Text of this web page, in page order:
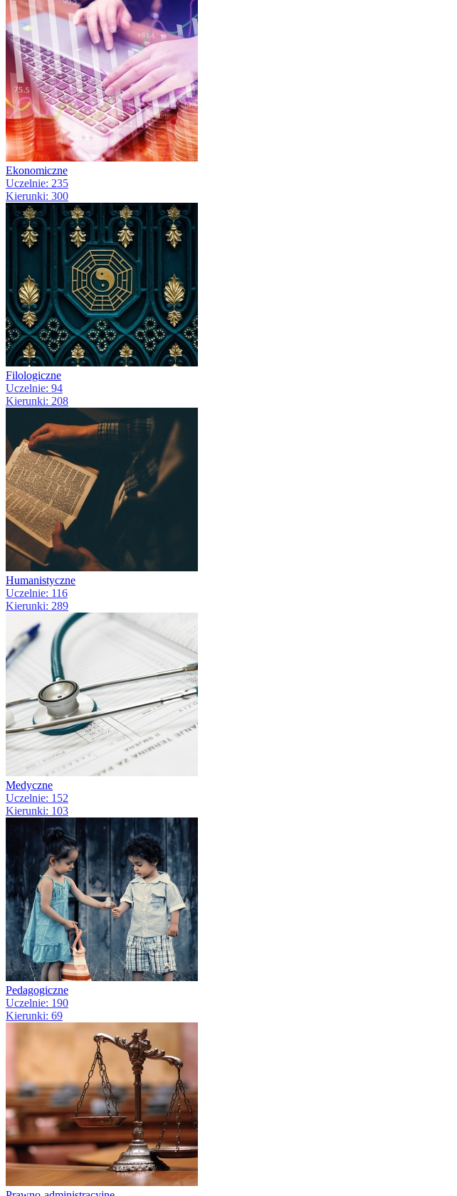
Ekonomiczne
Uczelnie: 235
Kierunki: 300
Filologiczne
Uczelnie: 94
Kierunki: 208
Humanistyczne
Uczelnie: 116
Kierunki: 289
Medyczne
Uczelnie: 152
Kierunki: 103
Pedagogiczne
Uczelnie: 190
Kierunki: 69